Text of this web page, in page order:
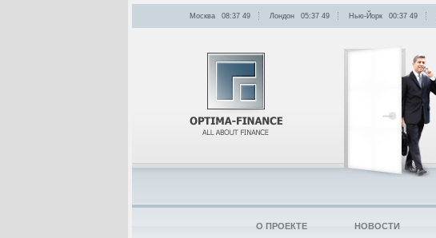
Москва 08:37 49 Лондон 05:37 49 Нью-Йорк 00:37 49
О ПРОЕКТЕ НОВОСТИ